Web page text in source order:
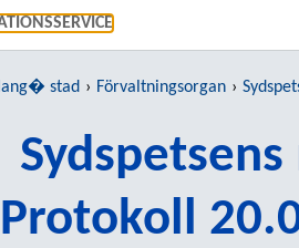
stad Förvaltningsorgan
Protokoll